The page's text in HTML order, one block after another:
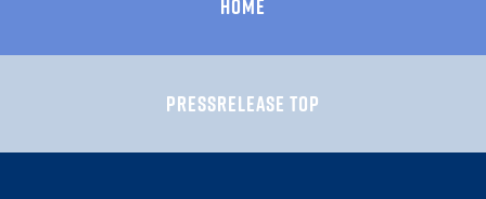
PRESSRELEASE TOP